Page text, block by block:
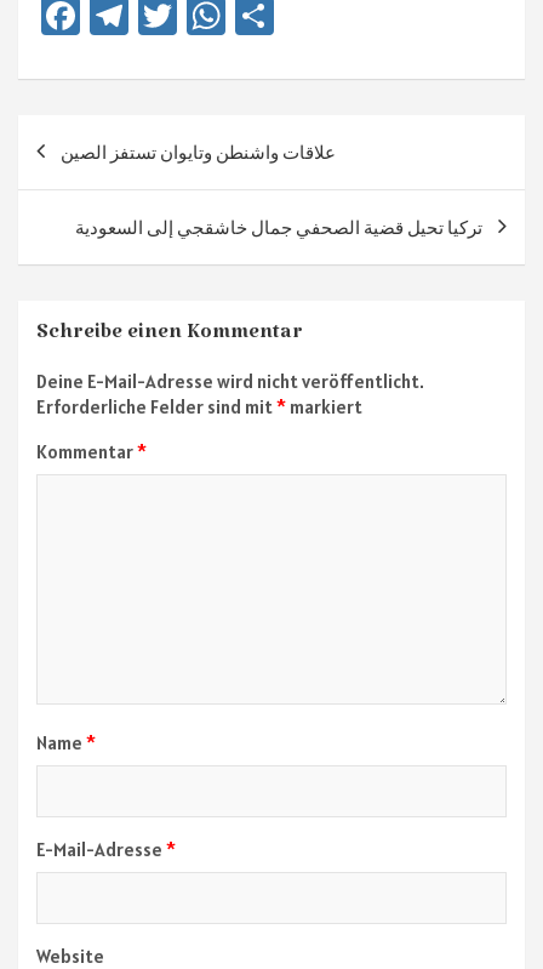
Fa
b
o
ok
Te
gr
m
T
tt
er
W
at
sA
p
p
n
علاقات واشنطن وتايوان تستفز الصين
تركيا تحيل قضية الصحفي جمال خاشقجي إلى السعودية
Schreibe einen Kommentar
Deine E-Mail-Adresse wird nicht veröffentlicht.
Erforderliche Felder sind mit* markiert
Kommentar*
Name *
E-Mail-Adresse *
Website